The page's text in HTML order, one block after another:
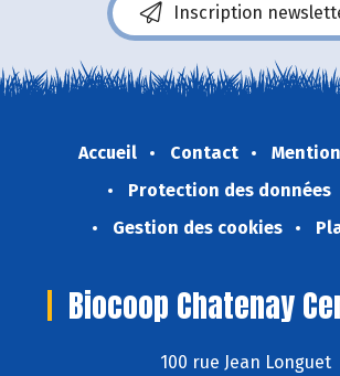
Inscription
Accueil Contact
Protection des données
Gestion des cookies
Biocoop Chatenay
100 rue Jean Longuet